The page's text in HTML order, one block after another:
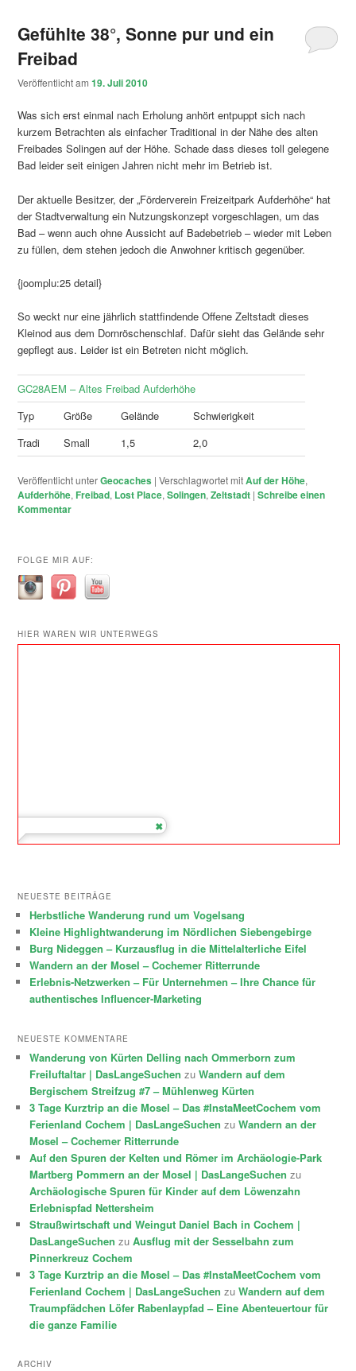
Gefühlte 38°, Sonne pur und ein
Freibad
Veröffentlicht am19. Juli 2010
Was sich erst einmal nach Erholung anhört entpuppt sich nach
kurzem Betrachten als einfacher Traditional in der Nähe des alten
Freibades Solingen auf der Höhe. Schade dass dieses toll gelegene
Bad leider seit einigen Jahren nicht mehr im Betrieb ist.
Der aktuelle Besitzer, der „Förderverein Freizeitpark Aufderhöhe“ hat
der Stadtverwaltung ein Nutzungskonzept vorgeschlagen, um das
Bad – wenn auch ohne Aussicht auf Badebetrieb – wieder mit Leben
zu füllen, dem stehen jedoch die Anwohner kritisch gegenüber.
{joomplu:25 detail}
So weckt nur eine jährlich stattfindende Offene Zeltstadt dieses
Kleinod aus dem Dornröschenschlaf. Dafür sieht das Gelände sehr
gepflegt aus. Leider ist ein Betreten nicht möglich.
GC28AEM – Altes Freibad Aufderhöhe
Typ
Größe Gelände
Schwierigkeit
Tradi
Small 1,5 2,0
Veröffentlicht unterGeocaches |Verschlagwortet mitAuf der Höhe,
Aufderhöhe,Freibad, Lost Place,Solingen,Zeltstadt |Schreibe einen
Kommentar
FOLGE MIR AUF:
HIER WAREN WIR UNTERWEGS
NEUESTE BEITRÄGE
Herbstliche Wanderung rund um Vogelsang
Kleine Highlightwanderung im Nördlichen Siebengebirge
Burg Nideggen – Kurzausflug in die Mittelalterliche Eifel
Wandern an der Mosel – Cochemer Ritterrunde
Erlebnis-Netzwerken – Für Unternehmen – Ihre Chance für
authentisches Influencer-Marketing
NEUESTE KOMMENTARE
Wanderung von Kürten Delling nach Ommerborn zum
Freiluftaltar | DasLangeSuchen zuWandern auf dem
Bergischem Streifzug #7 – Mühlenweg Kürten
3 Tage Kurztrip an die Mosel – Das #InstaMeetCochem vom
Ferienland Cochem | DasLangeSuchen zuWandern an der
Mosel – Cochemer Ritterrunde
Auf den Spuren der Kelten und Römer im Archäologie-Park
Martberg Pommern an der Mosel | DasLangeSuchen zu
Archäologische Spuren für Kinder auf dem Löwenzahn
Erlebnispfad Nettersheim
Straußwirtschaft und Weingut Daniel Bach in Cochem |
DasLangeSuchen zuAusflug mit der Sesselbahn zum
Pinnerkreuz Cochem
3 Tage Kurztrip an die Mosel – Das #InstaMeetCochem vom
Ferienland Cochem | DasLangeSuchen zuWandern auf dem
Traumpfädchen Löfer Rabenlaypfad – Eine Abenteuertour für
die ganze Familie
ARCHIV